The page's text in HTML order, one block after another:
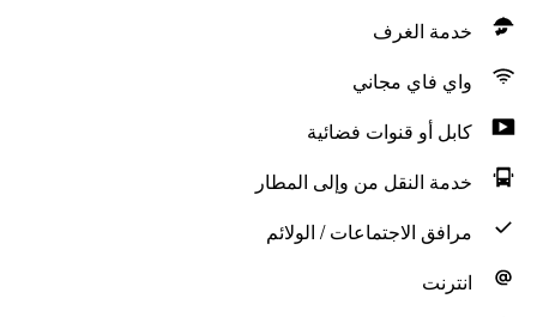
خدمة الغرف
واي فاي مجاني
كابل أو قنوات فضائية
خدمة النقل من وإلى المطار
مرافق الاجتماعات / الولائم
انترنت